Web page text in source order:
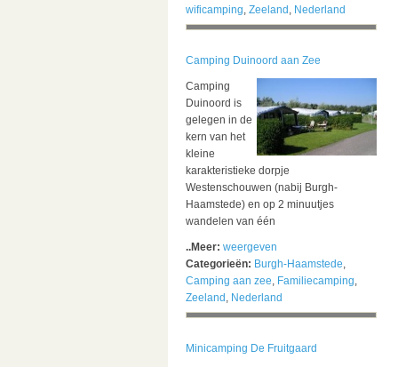
wificamping, Zeeland , Nederland
Camping Duinoord aan Zee
Camping
Duinoord is
gelegen in de
kern van het
kleine
karakteristieke dorpje
Westenschouwen (nabij Burgh-
Haamstede) en op 2 minuutjes
wandelen van één
..Meer: weergeven
Categorieën: Burgh-Haamstede,
Camping aan zee, Familiecamping,
Zeeland , Nederland
Minicamping De Fruitgaard